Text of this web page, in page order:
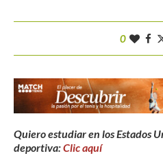
0
Quiero estudiar en los Estados
deportiva:Clic aquí